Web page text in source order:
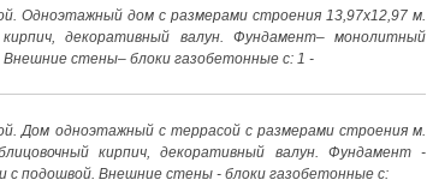
Одноэтажный дом с размерами строения 13,97х12,97 м.
декоративный валун. Фундамент– монолитный
стены– блоки газобетонные с: 1 -
Дом одноэтажный с террасой с размерами строения м.
кирпич, декоративный валун. Фундамент -
подошвой. Внешние стены - блоки газобетонные с: